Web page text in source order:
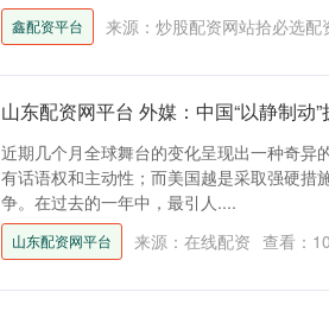
鑫配资平台 来源：炒股配资网站拾必选配
山东配资网平台 外媒：中国“以静制动
近期几个月全球舞台的变化呈现出一种奇异
有话语权和主动性；而美国越是采取强硬措
争。在过去的一年中，最引人....
山东配资网平台 来源：在线配资 查看：